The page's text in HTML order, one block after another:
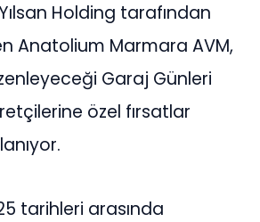
Holding tarafından
Anatolium Marmara AVM,
Garaj Günleri
özel fırsatlar
tarihleri arasında